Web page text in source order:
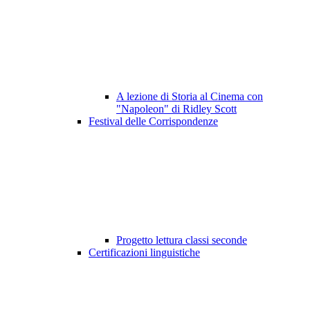
A lezione di Storia al Cinema con
"Napoleon" di Ridley Scott
Festival delle Corrispondenze
Progetto lettura classi seconde
Certificazioni linguistiche